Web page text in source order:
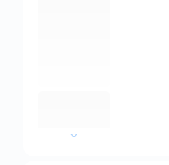
далее